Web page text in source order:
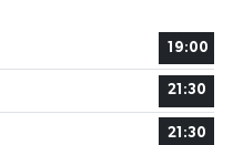
19:00
21:30
21:30